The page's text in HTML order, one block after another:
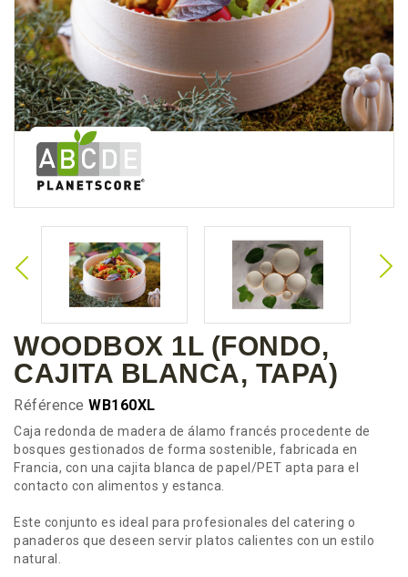
WOODBOX 1L (FONDO,
CAJITA BLANCA, TAPA)
Référence WB160XL
Caja redonda de madera de álamo francés procedente de
bosques gestionados de forma sostenible, fabricada en
Francia, con una cajita blanca de papel/PET apta para el
contacto con alimentos y estanca.
Este conjunto es ideal para profesionales del catering o
panaderos que deseen servir platos calientes con un estilo
natural.